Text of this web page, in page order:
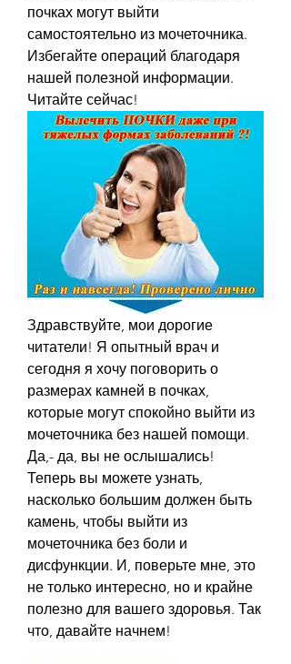
почках могут выйти
самостоятельно из мочеточника.
Избегайте операций благодаря
нашей полезной информации.
Читайте сейчас!
Здравствуйте, мои дорогие
читатели! Я опытный врач и
сегодня я хочу поговорить о
размерах камней в почках,
которые могут спокойно выйти из
мочеточника без нашей помощи.
Да,- да, вы не ослышались!
Теперь вы можете узнать,
насколько большим должен быть
камень, чтобы выйти из
мочеточника без боли и
дисфункции. И, поверьте мне, это
не только интересно, но и крайне
полезно для вашего здоровья. Так
что, давайте начнем!